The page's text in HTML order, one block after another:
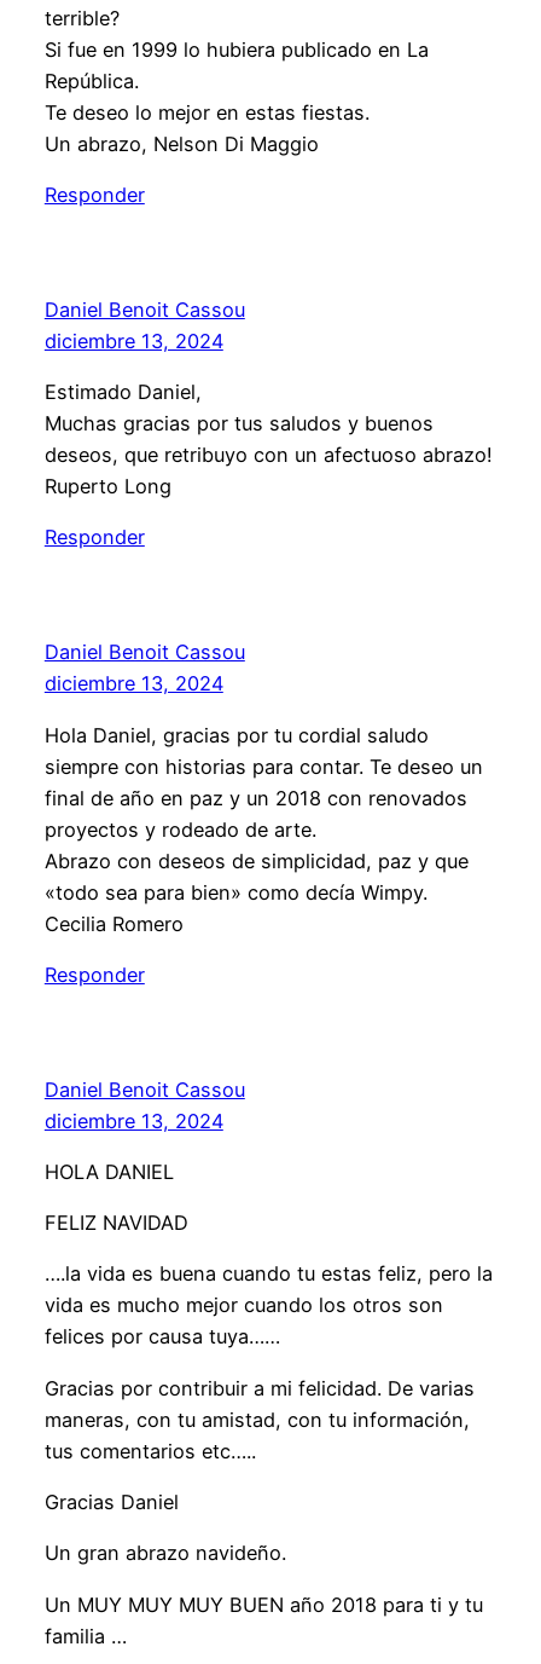
terrible?
Si fue en 1999 lo hubiera publicado en La
República.
Te deseo lo mejor en estas fiestas.
Un abrazo, Nelson Di Maggio
Responder
Daniel Benoit Cassou
diciembre 13, 2024
Estimado Daniel,
Muchas gracias por tus saludos y buenos
deseos, que retribuyo con un afectuoso abrazo!
Ruperto Long
Responder
Daniel Benoit Cassou
diciembre 13, 2024
Hola Daniel, gracias por tu cordial saludo
siempre con historias para contar. Te deseo un
final de año en paz y un 2018 con renovados
proyectos y rodeado de arte.
Abrazo con deseos de simplicidad, paz y que
«todo sea para bien» como decía Wimpy.
Cecilia Romero
Responder
Daniel Benoit Cassou
diciembre 13, 2024
HOLA DANIEL
FELIZ NAVIDAD
….la vida es buena cuando tu estas feliz, pero la
vida es mucho mejor cuando los otros son
felices por causa tuya……
Gracias por contribuir a mi felicidad. De varias
maneras, con tu amistad, con tu información,
tus comentarios etc…..
Gracias Daniel
Un gran abrazo navideño.
Un MUY MUY MUY BUEN año 2018 para ti y tu
familia …